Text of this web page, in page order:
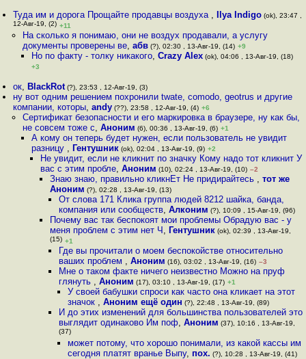
Туда им и дорога Прощайте продавцы воздуха , Ilya Indigo (ok), 23:47 ,
12-Авг-19, (2) +11
На сколько я понимаю, они не воздух продавали, а услугу
документы проверены ве, абв(?), 02:30 , 13-Авг-19, (14) +9
Но по факту - толку никакого, Crazy Alex(ok), 04:06 , 13-Авг-19, (18)
+3
ок, BlackRot (?), 23:53 , 12-Авг-19, (3)
ну вот одним решением похронили twate, comodo, geotrus и другие
компании, которы,andy (??), 23:58 , 12-Авг-19, (4) +6
Сертификат безопасности и его маркировка в браузере, ну как бы,
не совсем тоже с, Аноним (6), 00:36 , 13-Авг-19, (6) +1
А кому он теперь будет нужен, если пользователь не увидит
разницу , Гентушник(ok), 02:04 , 13-Авг-19, (9) +2
Не увидит, если не кликнит по значку Кому надо тот кликнит У
вас с этим пробле,Аноним (10), 02:24 , 13-Авг-19, (10) –2
Знаю знаю, правильно кликнЕт Не придирайтесь , тот же
Аноним (?), 02:28 , 13-Авг-19, (13)
От слова 171 Клика группа людей 8212 шайка, банда,
компания или сообществ, Алконим (?), 10:09 , 15-Авг-19, (96)
Почему вас так беспокоят мои проблемы Обрадую вас - у
меня проблем с этим нет Ч , Гентушник(ok), 02:39 , 13-Авг-19,
(15) +1
Где вы прочитали о моем беспокойстве относительно
ваших проблем , Аноним (16), 03:02 , 13-Авг-19, (16) –3
Мне о таком факте ничего неизвестно Можно на пруф
глянуть , Аноним (17), 03:10 , 13-Авг-19, (17) +1
У своей бабушки спроси как часто она кликает на этот
значок ,Аноним ещё один (?), 22:48 , 13-Авг-19, (89)
И до этих изменений для большинства пользователей это
выглядит одинаково Им поф, Аноним (37), 10:16 , 13-Авг-19,
(37)
может потому, что хорошо понимали, из какой кассы им
сегодня платят вранье Выпу, пох. (?), 10:28 , 13-Авг-19, (41)